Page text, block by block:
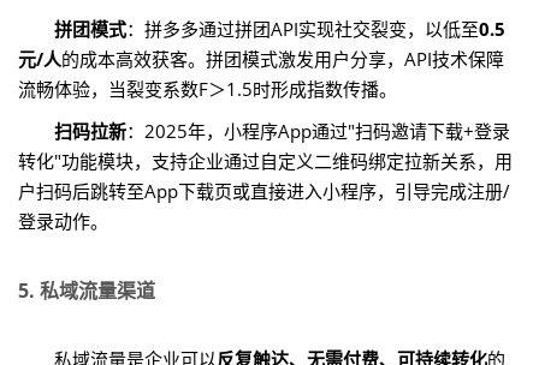
拼团模式：拼多多通过拼团API实现社交裂变，以低至0.5
元/人的成本高效获客。拼团模式激发用户分享，API技术保障
流畅体验，当裂变系数F＞1.5时形成指数传播。
扫码拉新：2025年，小程序App通过"扫码邀请下载+登录
转化"功能模块，支持企业通过自定义二维码绑定拉新关系，用
户扫码后跳转至App下载页或直接进入小程序，引导完成注册/
登录动作。
5. 私域流量渠道
私域流量是企业可以反复触达、无需付费、可持续转化的